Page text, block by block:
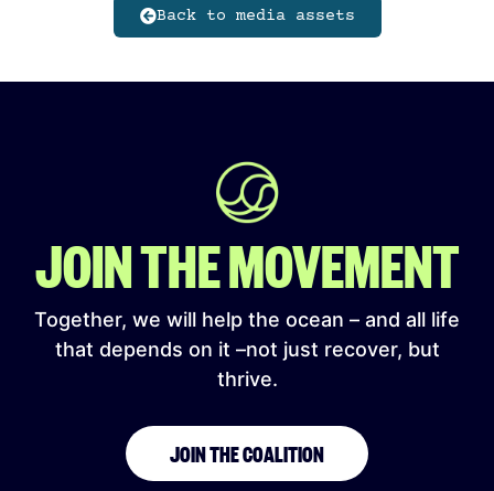
Back to media assets
JOIN THE MOVEMENT
Together, we will help the ocean – and all life
that depends on it –not just recover, but
thrive.
JOIN THE COALITION